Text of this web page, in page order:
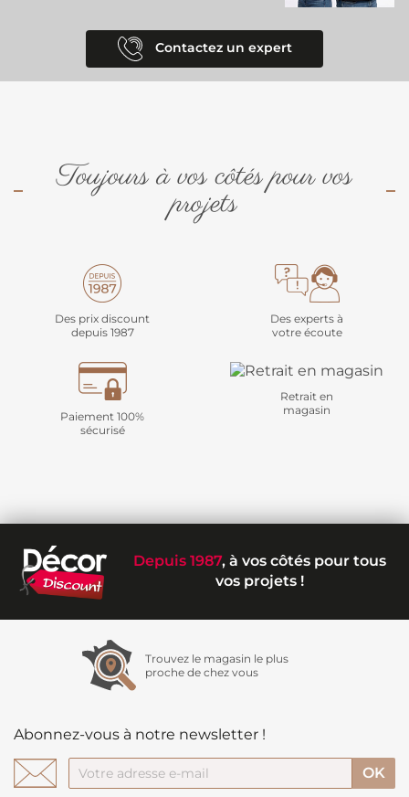
Contactez un expert
Toujours à vos côtés pour vos
projets
Des prix discount
depuis 1987
Des experts à
votre écoute
Paiement 100%
sécurisé
Retrait en
magasin
Depuis 1987, à vos côtés pour tous
vos projets !
Trouvez le magasin le plus
proche de chez vous
Abonnez-vous à notre newsletter !